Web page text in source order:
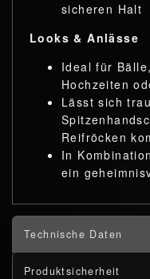
sicheren Halt
Looks & Anlässe
Ideal für
Hochzeiten
Lässt sich
Reifröcken
In
ein
Technische Daten
Produktsicherheit